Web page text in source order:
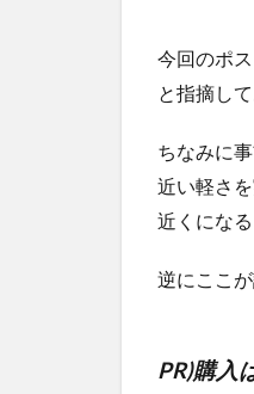
今回のポ
と指摘し
ちなみに
近い軽さ
近くにな
逆にここ
PR)購入